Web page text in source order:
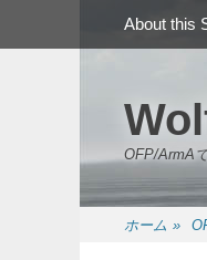
OFP/ArmA
メイ
キ
About this
ホーム »